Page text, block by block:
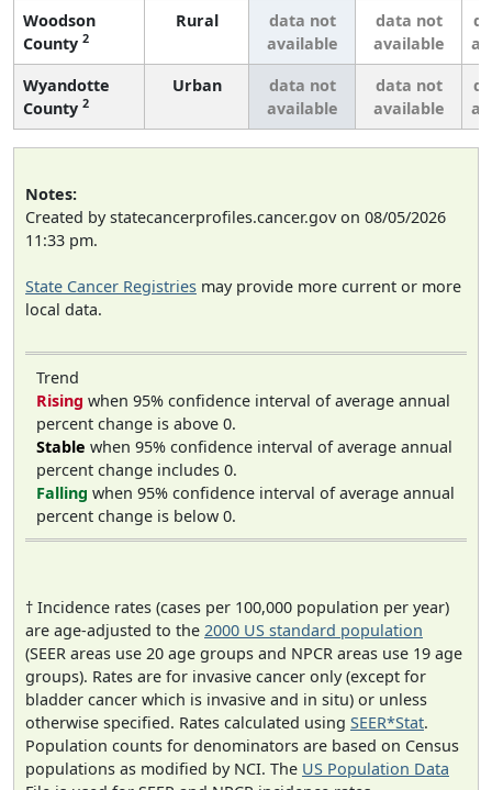
Woodson
County 2
Rural
data not
available
data not
available
Wyandotte
County 2
Urban
data not
available
data not
available
Notes:
Created by statecancerprofiles.cancer.gov on 08/05/2026
11:33 pm.
State Cancer Registries may provide more current or more
local data.
Trend
Rising when 95% confidence interval of average annual
percent change is above 0.
Stable when 95% confidence interval of average annual
percent change includes 0.
Falling when 95% confidence interval of average annual
percent change is below 0.
† Incidence rates (cases per 100,000 population per year)
are age-adjusted to the 2000 US standard population
(SEER areas use 20 age groups and NPCR areas use 19 age
groups). Rates are for invasive cancer only (except for
bladder cancer which is invasive and in situ) or unless
otherwise specified. Rates calculated using SEER*Stat.
Population counts for denominators are based on Census
populations as modified by NCI. The US Population Data